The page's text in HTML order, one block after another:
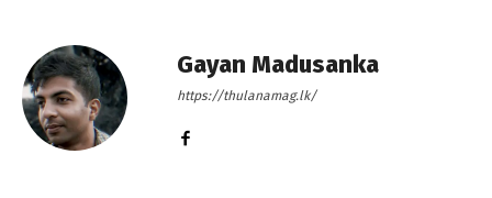
Gayan Madusanka
https://thulanamag.lk/